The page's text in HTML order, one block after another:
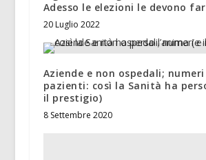
Adesso le elezioni le devono
20 Luglio 2022
Aziende e non ospedali; numeri
pazienti: così la Sanità ha
il prestigio)
8 Settembre 2020